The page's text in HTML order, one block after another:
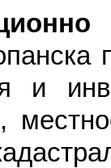
и